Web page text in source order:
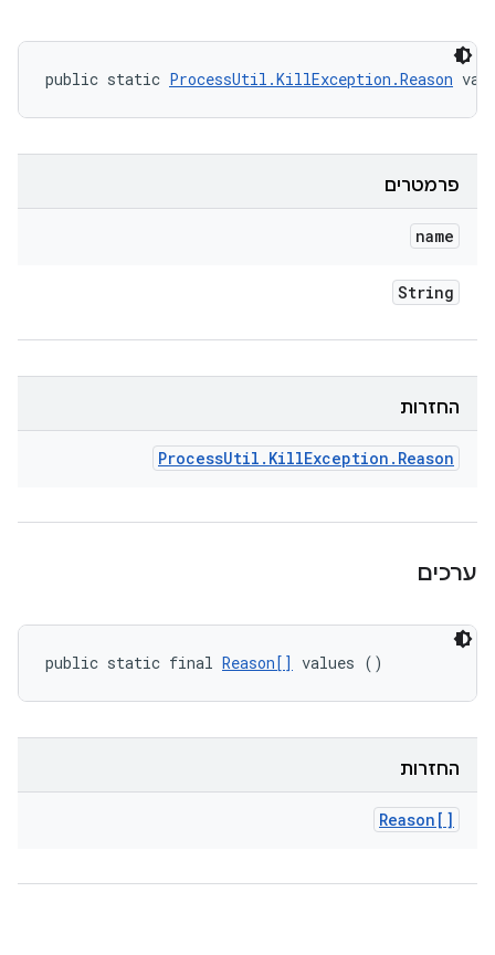
public static ProcessUtil.KillException.Reason
פרמטרים
name
String
החזרות
ProcessUtil . KillException . Reason
ערכים
public static final Reason[] values ()
החזרות
Reason[]